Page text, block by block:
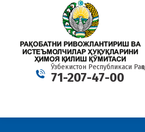
Ўзбекистон Республикаси
71-207-47-00